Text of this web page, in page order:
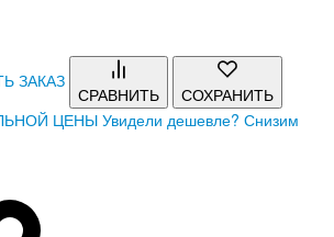
ЗАКАЗ
СРАВНИТЬ
СОХРАНИТЬ
ЦЕНЫ Увидели дешевле? Снизим